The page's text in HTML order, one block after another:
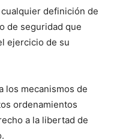
definición de
de seguridad que
ejercicio de su
los mecanismos de
ordenamientos
a la libertad de